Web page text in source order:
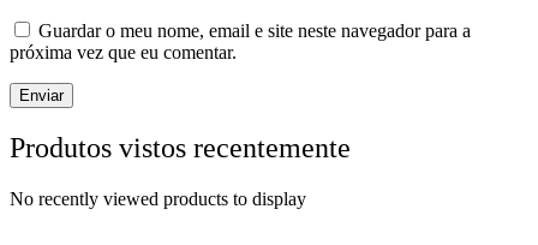
Guardar o meu nome, email e site neste navegador para a
próxima vez que eu comentar.
Produtos vistos recentemente
No recently viewed products to display